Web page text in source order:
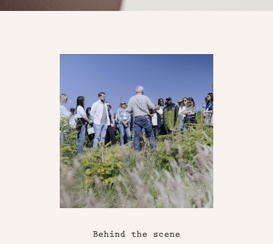
Behind the scene